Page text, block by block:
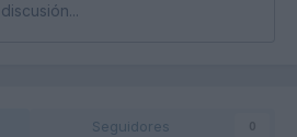
Seguidores 0